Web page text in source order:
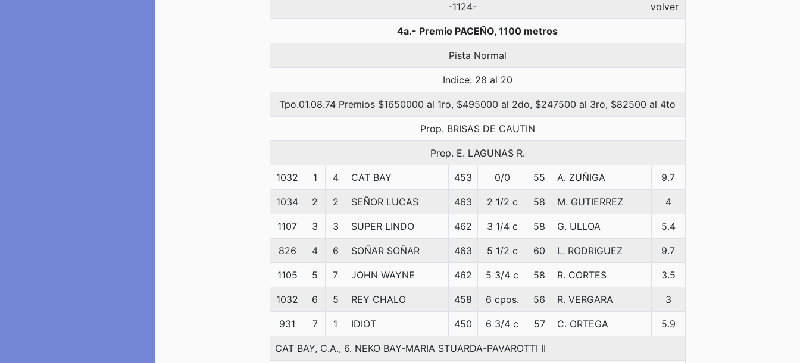
-1124- volver
4a.- Premio PACEÑO, 1100 metros
Pista Normal
Indice: 28 al 20
Tpo.01.08.74 Premios $1650000 al 1ro, $495000 al 2do, $247500 al 3ro, $82500 al 4to
Prop. BRISAS DE CAUTIN
Prep. E. LAGUNAS R.
1032 1 4 CAT BAY 453 0/0 55 A. ZUÑIGA 9.7
1034 2 2 SEÑOR LUCAS 463 2 1/2 c 58 M. GUTIERREZ 4
1107 3 3 SUPER LINDO 462 3 1/4 c 58 G. ULLOA 5.4
826 4 6 SOÑAR SOÑAR 463 5 1/2 c 60 L. RODRIGUEZ 9.7
1105 5 7 JOHN WAYNE 462 5 3/4 c 58 R. CORTES 3.5
1032 6 5 REY CHALO 458 6 cpos. 56 R. VERGARA 3
931 7 1 IDIOT 450 6 3/4 c 57 C. ORTEGA 5.9
CAT BAY, C.A., 6. NEKO BAY-MARIA STUARDA-PAVAROTTI II